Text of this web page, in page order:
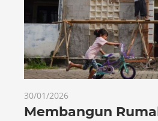
30/01/2026
Membangun